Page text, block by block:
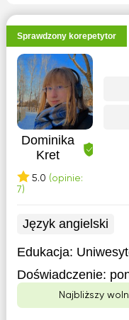
Sprawdzony korepetytor
Dominika
Kret
5.0 (opinie:
7)
Język angielski
Edukacja:
Doświadczenie:
Najbliższy